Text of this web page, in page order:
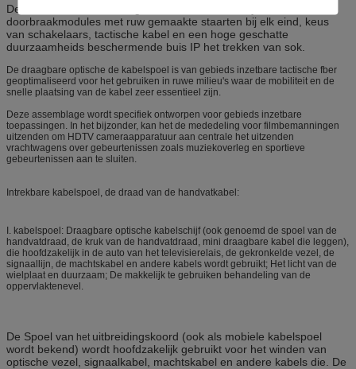
Deze inzetbare assemblage omvat een marcaddy trommel,
doorbraakmodules met ruw gemaakte staarten bij elk eind, keus
van schakelaars, tactische kabel en een hoge geschatte
duurzaamheids beschermende buis IP het trekken van sok.
De draagbare optische de kabelspoel is van gebieds inzetbare tactische fber
geoptimaliseerd voor het gebruiken in ruwe milieu's waar de mobiliteit en de
snelle plaatsing van de kabel zeer essentieel zijn.
Deze assemblage wordt specifiek ontworpen voor gebieds inzetbare
toepassingen. In het bijzonder, kan het de mededeling voor filmbemanningen
uitzenden om HDTV cameraapparatuur aan centrale het uitzenden
vrachtwagens over gebeurtenissen zoals muziekoverleg en sportieve
gebeurtenissen aan te sluiten.
Intrekbare kabelspoel, de draad van de handvatkabel:
I. kabelspoel: Draagbare optische kabelschijf (ook genoemd de spoel van de
handvatdraad, de kruk van de handvatdraad, mini draagbare kabel die leggen),
die hoofdzakelijk in de auto van het televisierelais, de gekronkelde vezel, de
signaallijn, de machtskabel en andere kabels wordt gebruikt; Het licht van de
wielplaat en duurzaam; De makkelijk te gebruiken behandeling van de
oppervlaktenevel.
De Spoel van het uitbreidingskoord (ook als mobiele kabelspoel
wordt bekend) wordt hoofdzakelijk gebruikt voor het winden van
optische vezel, signaalkabel, machtskabel en andere kabels die. De